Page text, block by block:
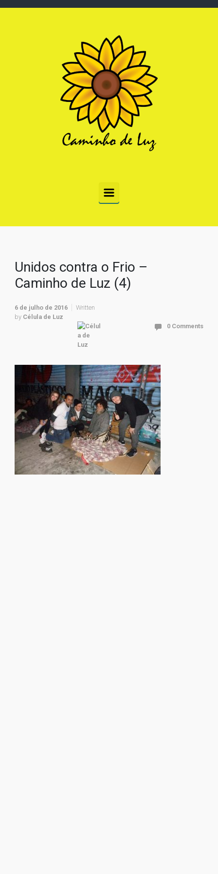
Unidos contra o Frio –
Caminho de Luz (4)
6 de julho de 2016
Written
by Célula de Luz
0 Comments